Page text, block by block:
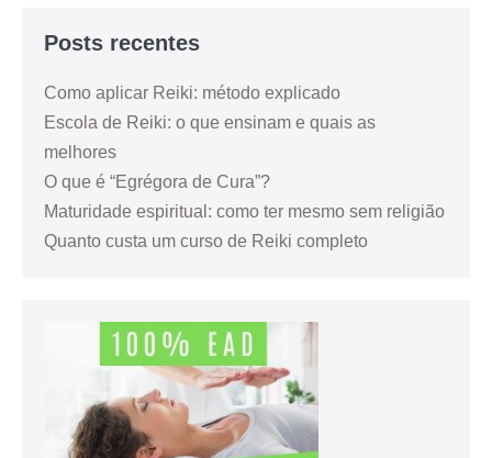
Posts recentes
Como aplicar Reiki: método explicado
Escola de Reiki: o que ensinam e quais as
melhores
O que é “Egrégora de Cura”?
Maturidade espiritual: como ter mesmo sem religião
Quanto custa um curso de Reiki completo